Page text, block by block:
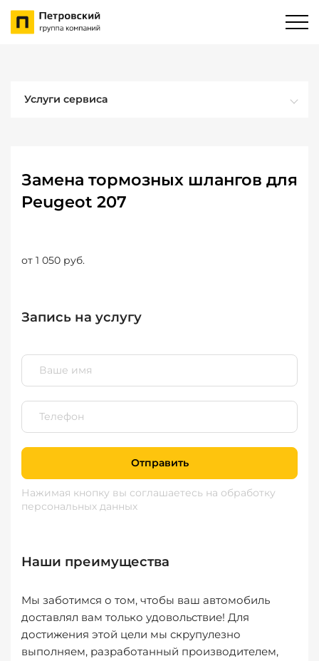
Услуги сервиса
Замена тормозных шлангов для
Peugeot 207
от 1 050 руб.
Запись на услугу
Отправить
Нажимая кнопку вы соглашаетесь на обработку
персональных данных
Наши преимущества
Мы заботимся о том, чтобы ваш автомобиль
доставлял вам только удовольствие! Для
достижения этой цели мы скрупулезно
выполняем, разработанный производителем,